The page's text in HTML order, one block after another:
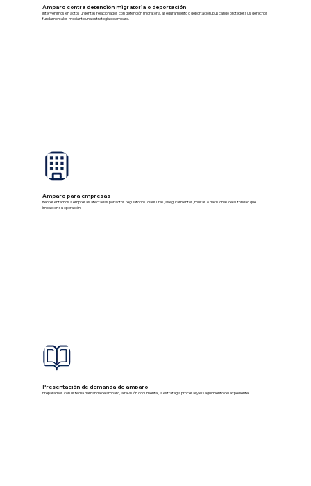
Amparo contra detención migratoria o deportación
Intervenimos en actos urgentes relacionados con detención migratoria, aseguramiento o deportación, buscando proteger sus derechos
fundamentales mediante una estrategia de amparo.
Amparo para empresas
Representamos a empresas afectadas por actos regulatorios, clausuras, aseguramientos, multas o decisiones de autoridad que
impacten su operación.
Presentación de demanda de amparo
Preparamos con usted la demanda de amparo, la revisión documental, la estrategia procesal y el seguimiento del expediente.